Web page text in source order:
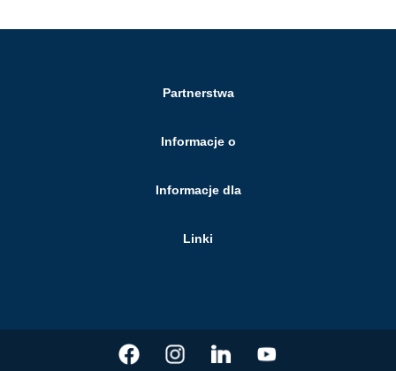
Partnerstwa
Informacje o
Informacje dla
Linki